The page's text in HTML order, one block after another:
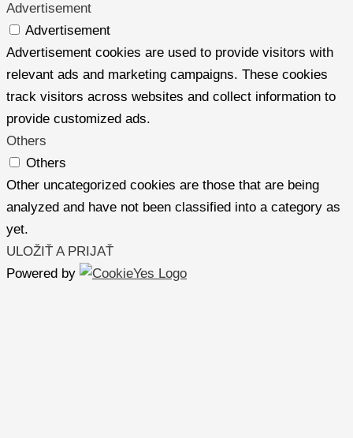
Advertisement
Advertisement
Advertisement cookies are used to provide visitors with
relevant ads and marketing campaigns. These cookies
track visitors across websites and collect information to
provide customized ads.
Others
Others
Other uncategorized cookies are those that are being
analyzed and have not been classified into a category as
yet.
ULOŽIŤ A PRIJAŤ
Powered by